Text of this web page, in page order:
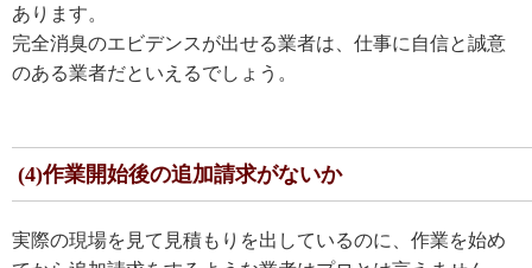
あります。
完全消臭のエビデンスが出せる業者は、仕事に自信と誠意
のある業者だといえるでしょう。
(4)作業開始後の追加請求がないか
実際の現場を見て見積もりを出しているのに、作業を始め